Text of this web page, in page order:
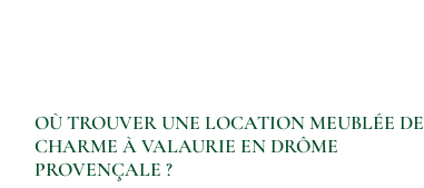
OÙ TROUVER UNE LOCATION MEUBLÉE DE
CHARME À VALAURIE EN DRÔME
PROVENÇALE ?